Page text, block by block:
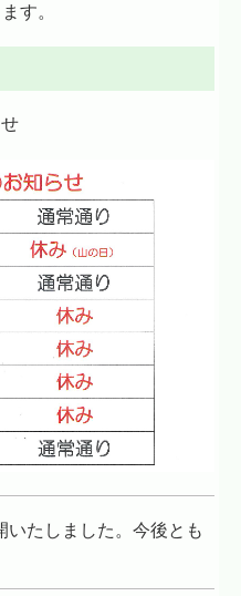
す。
いたしました。今後とも